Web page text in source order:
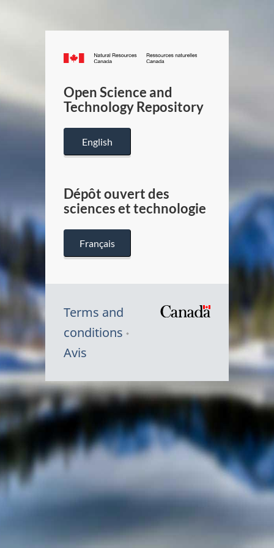
Canada.ca
/
Canada
Open Science and
Technology Repository
English
Dépôt ouvert des
sciences et technologie
Français
Terms and
conditions
Avis
Symbole
du
Canada